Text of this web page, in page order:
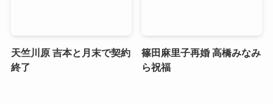
天竺川原 吉本と月末で契約
終了
篠田麻里子再婚 高橋みなみ
ら祝福